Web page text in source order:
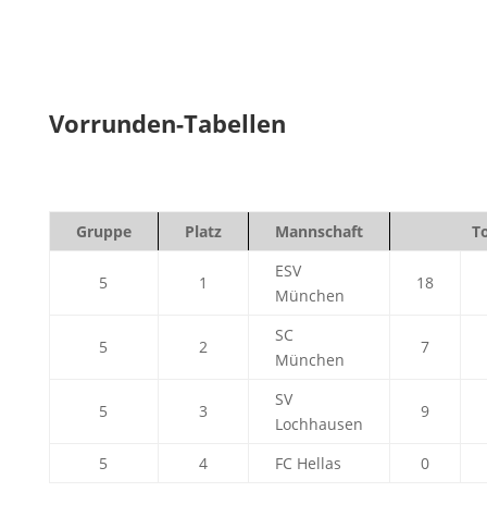
Vorrunden-Tabellen
Gruppe Platz Mannschaft
5 1
ESV
München
18
5 2
SC
München
7
5 3
SV
Lochhausen
9
5 4 FC Hellas 0